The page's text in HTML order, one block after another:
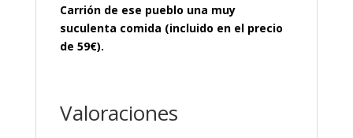
Carrión de ese pueblo una muy
suculenta comida (incluido en el precio
de 59€).
Valoraciones